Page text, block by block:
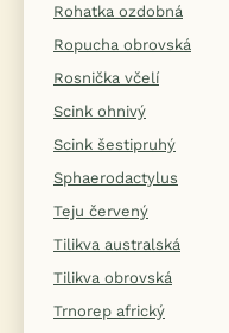
Rohatka ozdobná
Ropucha obrovská
Rosnička včelí
Scink ohnivý
Scink šestipruhý
Sphaerodactylus
Teju červený
Tilikva australská
Tilikva obrovská
Trnorep africký